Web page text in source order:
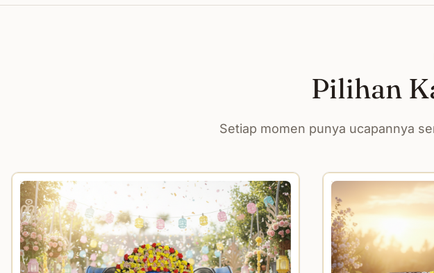
Pilihan
Setiap momen punya ucapannya